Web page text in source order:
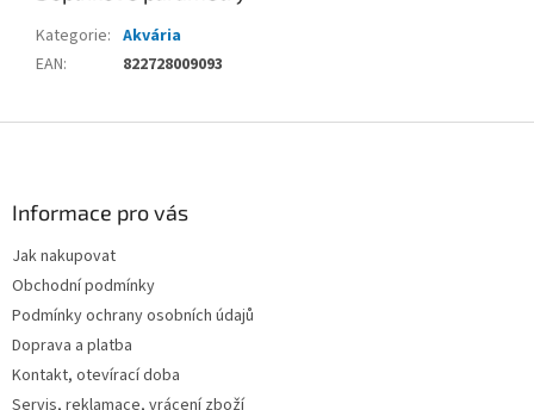
Kategorie: Akvária
EAN: 822728009093
Informace pro vás
Jak nakupovat
Obchodní podmínky
Podmínky ochrany osobních údajů
Doprava a platba
Kontakt, otevírací doba